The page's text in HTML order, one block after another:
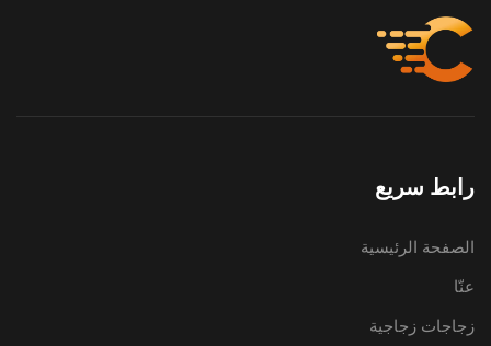
رابط سريع
الصفحة الرئيسية
عنّا
زجاجات زجاجية